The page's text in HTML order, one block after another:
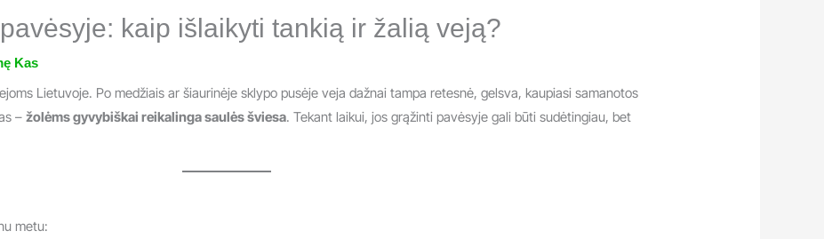
kaip išlaikyti tankią ir žalią veją?
Kas
Lietuvoje. Po medžiais ar šiaurinėje sklypo pusėje veja dažnai tampa retesnė, gelsva, kaupiasi samanotos
–žolėms gyvybiškai reikalinga saulės šviesa. Tekant laikui, jos grąžinti pavėsyje gali būti sudėtingiau, bet
metu: